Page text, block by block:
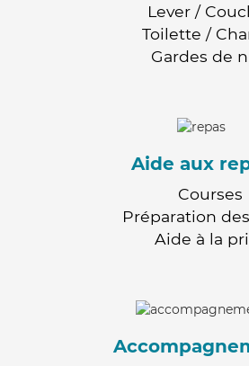
Lever /
Toilette /
Gardes de
Aide aux
Courses
Préparation
Aide à la